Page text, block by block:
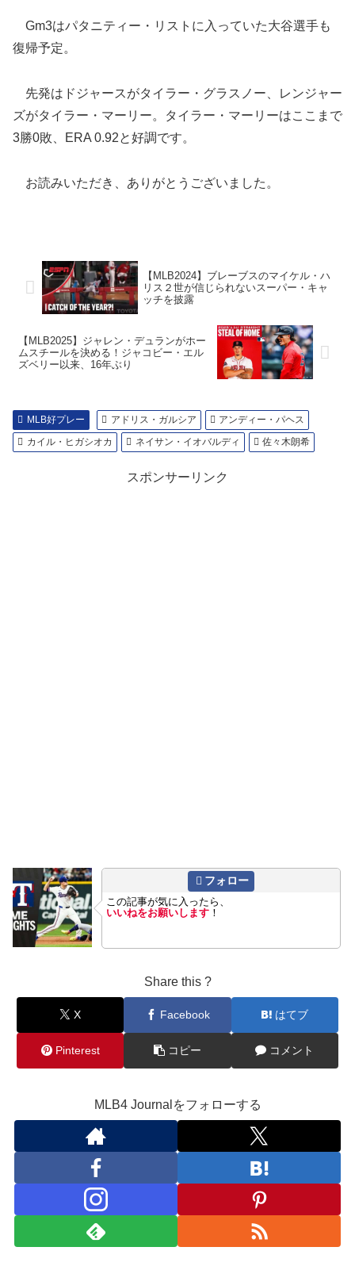
Gm3はパタニティー・リストに入っていた大谷選手も
復帰予定。
先発はドジャースがタイラー・グラスノー、レンジャー
ズがタイラー・マーリー。タイラー・マーリーはここまで
3勝0敗、ERA 0.92と好調です。
お読みいただき、ありがとうございました。
【MLB2024】ブレーブスのマイケル・ハ
リス２世が信じられないスーパー・キャ
ッチを披露
【MLB2025】ジャレン・デュランがホー
ムスチールを決める！ジャコビー・エル
ズベリー以来、16年ぶり
MLB好プレー アドリス・ガルシア
アンディー・パヘス
カイル・ヒガシオカ
ネイサン・イオバルディ 佐々木朗希
スポンサーリンク
フォロー
この記事が気に入ったら、
いいねをお願いします ！
Share this ?
X Facebook はてブ
Pinterest コピー コメント
MLB4 Journalをフォローする